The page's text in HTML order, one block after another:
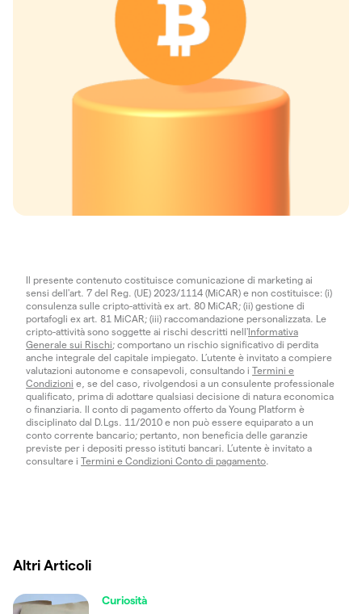
Il presente contenuto costituisce comunicazione di marketing ai
sensi dell'art. 7 del Reg. (UE) 2023/1114 (MiCAR) e non costituisce: (i)
consulenza sulle cripto-attività ex art. 80 MiCAR; (ii) gestione di
portafogli ex art. 81 MiCAR; (iii) raccomandazione personalizzata. Le
cripto-attività sono soggette ai rischi descritti nell'Informativa
Generale sui Rischi; comportano un rischio significativo di perdita
anche integrale del capitale impiegato. L’utente è invitato a compiere
valutazioni autonome e consapevoli, consultando i Termini e
Condizioni e, se del caso, rivolgendosi a un consulente professionale
qualificato, prima di adottare qualsiasi decisione di natura economica
o finanziaria. Il conto di pagamento offerto da Young Platform è
disciplinato dal D.Lgs. 11/2010 e non può essere equiparato a un
conto corrente bancario; pertanto, non beneficia delle garanzie
previste per i depositi presso istituti bancari. L’utente è invitato a
consultare i Termini e Condizioni Conto di pagamento.
Altri Articoli
Curiosità